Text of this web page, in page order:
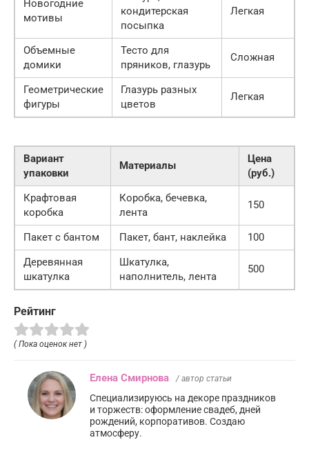
Новогодние
мотивы
кондитерская
посыпка
Легкая
Объемные
домики
Тесто для
пряников, глазурь
Сложная
Геометрические
фигуры
Глазурь разных
цветов
Легкая
Вариант
упаковки
Материалы
Цена
(руб.)
Крафтовая
коробка
Коробка, бечевка,
лента
150
Пакет с бантом Пакет, бант, наклейка
100
Деревянная
шкатулка
Шкатулка,
наполнитель, лента
500
Рейтинг
( Пока оценок нет )
Елена Смирнова / автор статьи
Специализируюсь на декоре праздников
и торжеств: оформление свадеб, дней
рождений, корпоративов. Создаю
атмосферу.